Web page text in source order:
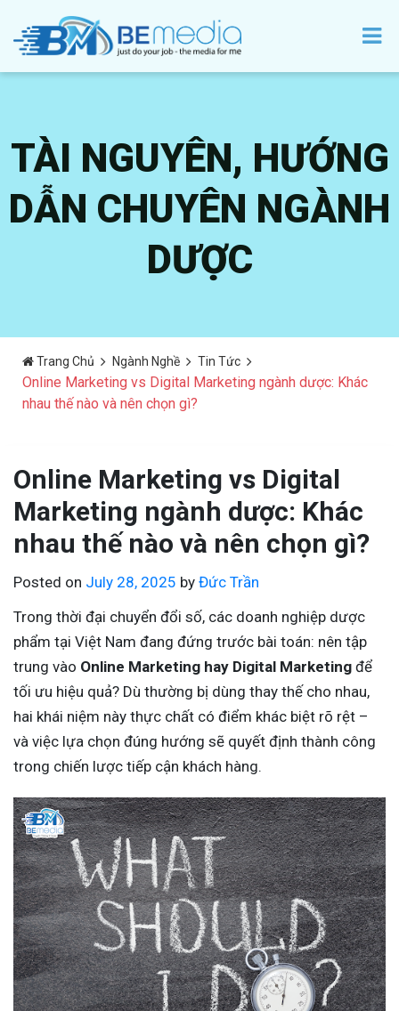
TÀI NGUYÊN, HƯỚNG
DẪN CHUYÊN NGÀNH
DƯỢC
Trang Chủ Ngành Nghề Tin Tức
Online Marketing vs Digital Marketing ngành dược: Khác
nhau thế nào và nên chọn gì?
Online Marketing vs Digital
Marketing ngành dược: Khác
nhau thế nào và nên chọn gì?
Posted on July 28, 2025 by Đức Trần
Trong thời đại chuyển đổi số, các doanh nghiệp dược
phẩm tại Việt Nam đang đứng trước bài toán: nên tập
trung vào Online Marketing hay Digital Marketing để
tối ưu hiệu quả? Dù thường bị dùng thay thế cho nhau,
hai khái niệm này thực chất có điểm khác biệt rõ rệt –
và việc lựa chọn đúng hướng sẽ quyết định thành công
trong chiến lược tiếp cận khách hàng.